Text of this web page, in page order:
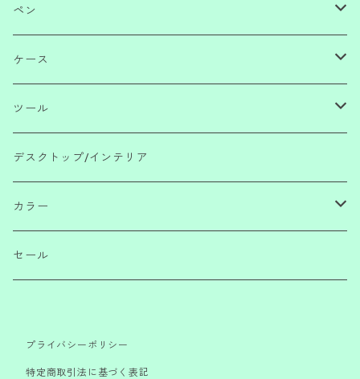
ノートブック
ノートパッド
メモ
リフィル・ツール
ペン
ボールペン・サインペン
ペンシル
えんぴつ
万年筆・筆
インク・リフィル
ケース
ペンケース
ポーチ・財布
ファイル
ツール
消しゴム・のり・テープ・付箋・定規
ハサミ・ナイフ・テープカッター
マグネット・クリップ・バンド・ペンホルダー
デスクトップ/インテリア
カラー
レッド/ピンク
イエロー/オレンジ
セール
プライバシーポリシー
特定商取引法に基づく表記